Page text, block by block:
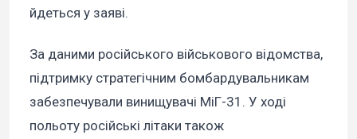
йдеться у заяві.
За даними російського військового відомства,
підтримку стратегічним бомбардувальникам
забезпечували винищувачі МіГ-31. У ході
польоту російські літаки також